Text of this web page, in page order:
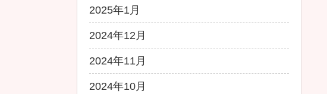
2025年1月
2024年12月
2024年11月
2024年10月